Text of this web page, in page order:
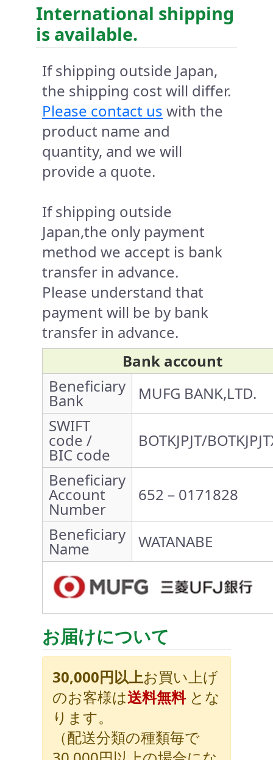
International shipping
is available.
If shipping outside Japan,
the shipping cost will differ.
Please contact us with the
product name and
quantity, and we will
provide a quote.
If shipping outside
Japan,the only payment
method we accept is bank
transfer in advance.
Please understand that
payment will be by bank
transfer in advance.
Bank account
Beneficiary
Bank
MUFG BANK,LTD.
SWIFT
code /
BIC code
BOTKJPJT/
Beneficiary
Account
Number
652－0171828
Beneficiary
Name WATANABE
お届けについて
30,000円以上お買い上げ
のお客様は送料無料とな
ります。
（配送分類の種類毎で